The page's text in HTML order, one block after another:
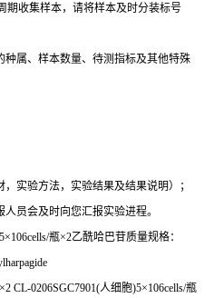
期收集样本，请将样本及时分装标号
种属、样本数量、待测指标及其他特殊
实验方法，实验结果及结果说明）；
员会及时向您汇报实验进程。
×106cells/瓶×2乙酰哈巴苷质量规格：
2 CL-0206SGC7901(人细胞)5×106cells/瓶